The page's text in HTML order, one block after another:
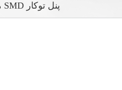
پنل توکار SMD مربعبا قابلیت استفاده در فریم گرد